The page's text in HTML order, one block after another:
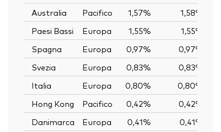
Australia
Pacifico 1,57%
1,58%
Paesi Bassi
Europa 1,55%
1,55%
Spagna
Europa 0,97%
0,97%
Svezia
Europa 0,83%
0,83%
Italia
Europa 0,80%
0,80%
Hong Kong
Pacifico 0,42%
0,42%
Danimarca
Europa 0,41% 0,41%